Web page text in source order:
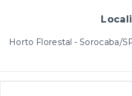
Horto Florestal - Sorocaba/